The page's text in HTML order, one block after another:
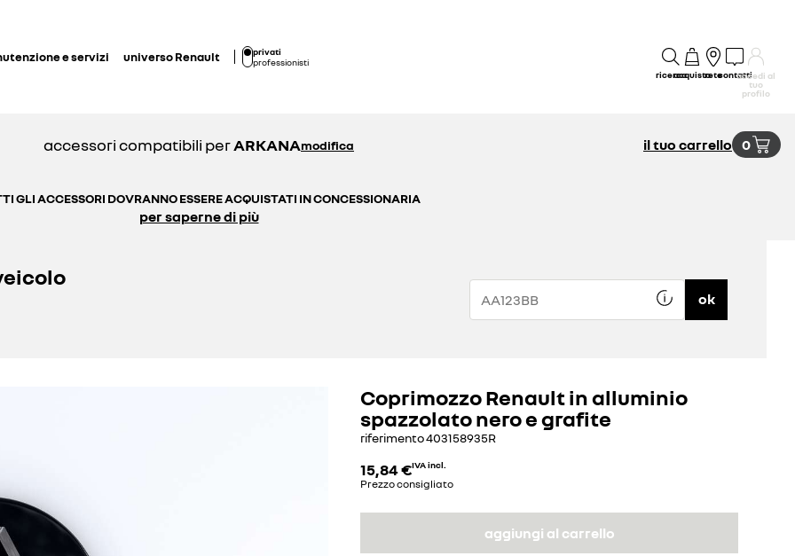
e servizi universo Renault
privati
professionisti
ricercaacquistoretecontattiaccedi al
tuo
profilo
accessori compatibili perARKANAmodifica il tuo carrello 0
GLI ACCESSORI DOVRANNO ESSERE ACQUISTATI IN CONCESSIONARIA
per saperne di più
ok
Coprimozzo Renault in alluminio
spazzolato nero e grafite
riferimento403158935R
15,84 €IVA incl.
Prezzo consigliato
aggiungi al carrello